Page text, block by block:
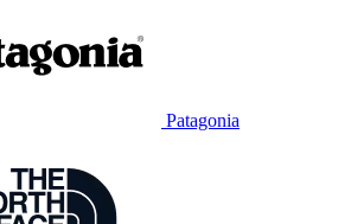
Patagonia